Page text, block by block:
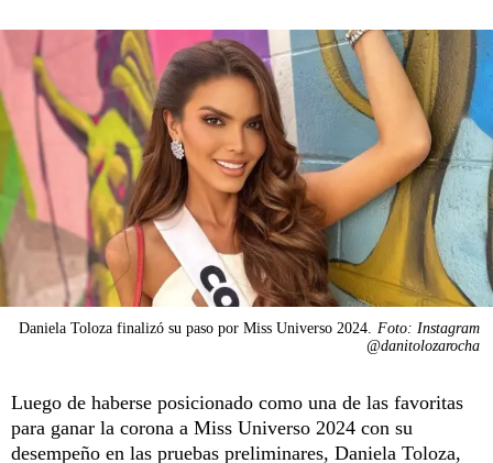
Daniela Toloza finalizó su paso por Miss Universo 2024.
Foto: Instagram
@danitolozarocha
Luego de haberse posicionado como una de las favoritas
para ganar la corona a Miss Universo 2024 con su
desempeño en las pruebas preliminares, Daniela Toloza,